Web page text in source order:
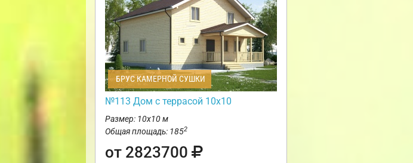
БРУС КАМЕРНОЙ СУШКИ
№113 Дом с террасой 10х10
Размер: 10х10 м
Общая площадь: 1852
от 2823700